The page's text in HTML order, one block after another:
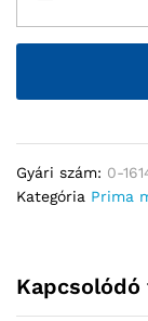
Gyári szám: 0-
Kategória Prima